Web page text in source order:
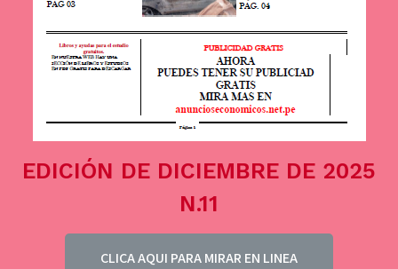
EDICIÓN DE DICIEMBRE DE 2025
N.11
CLICA AQUI PARA MIRAR EN LINEA